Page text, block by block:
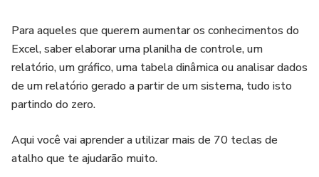
Para aqueles que querem aumentar os conhecimentos do
Excel, saber elaborar uma planilha de controle, um
relatório, um gráfico, uma tabela dinâmica ou analisar dados
de um relatório gerado a partir de um sistema, tudo isto
partindo do zero.
Aqui você vai aprender a utilizar mais de 70 teclas de
atalho que te ajudarão muito.